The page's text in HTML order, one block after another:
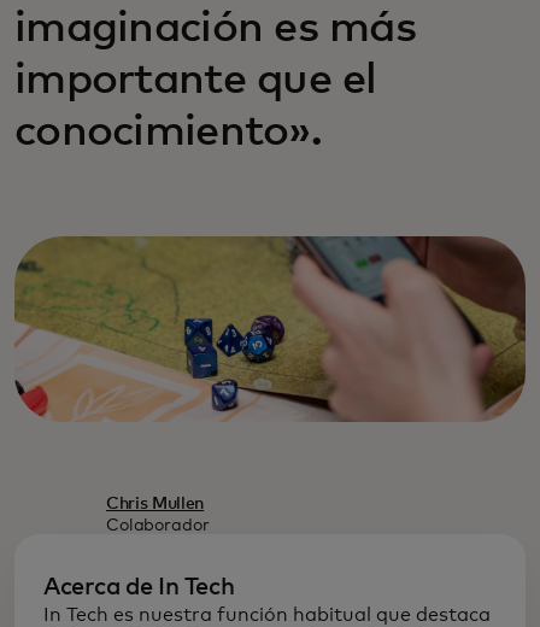
imaginación es más
importante que el
conocimiento».
Chris Mullen
Colaborador
Acerca de In Tech
In Tech es nuestra función habitual que destaca